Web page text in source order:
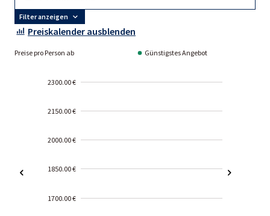
Filter anzeigen
Preiskalender ausblenden
Preise pro Person ab Günstigstes Angebot
2300.00 €
2150.00 €
2000.00 €
1850.00 €
1700.00 €